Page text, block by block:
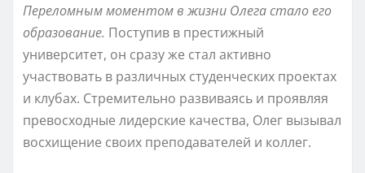
Переломным моментом в жизни Олега стало его
образование. Поступив в престижный
университет, он сразу же стал активно
участвовать в различных студенческих проектах
и клубах. Стремительно развиваясь и проявляя
превосходные лидерские качества, Олег вызывал
восхищение своих преподавателей и коллег.